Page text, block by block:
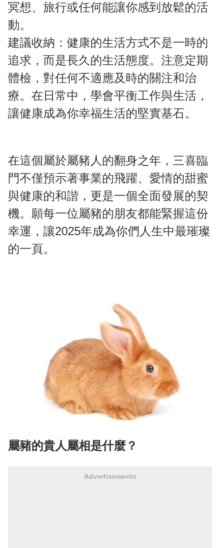
冥想、旅行或任何能讓你感到放鬆的活
動。
建議收納：健康的生活方式不是一時的
追求，而是長久的生活態度。注意定期
體檢，對任何不適應及時的關注和治
療。在日常中，學會平衡工作與生活，
讓健康成為你幸福生活的堅實基石。
在這個屬於屬豬人的翻身之年，三喜臨
門不僅預示著事業的飛躍、愛情的甜蜜
與健康的和諧，更是一個全面發展的契
機。願每一位屬豬的朋友都能緊握這份
幸運，讓2025年成為你們人生中最璀璨
的一頁。
屬豬的貴人屬相是什麼？
Advertisements